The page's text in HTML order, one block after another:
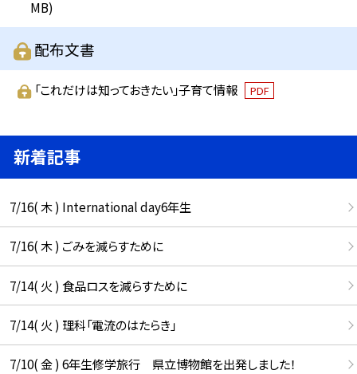
MB)
配布文書
「これだけは知っておきたい」子育て情報 PDF
新着記事
7/16( 木 ) International day6年生
7/16( 木 ) ごみを減らすために
7/14( 火 ) 食品ロスを減らすために
7/14( 火 ) 理科「電流のはたらき」
7/10( 金 ) 6年生修学旅行 県立博物館を出発しました！